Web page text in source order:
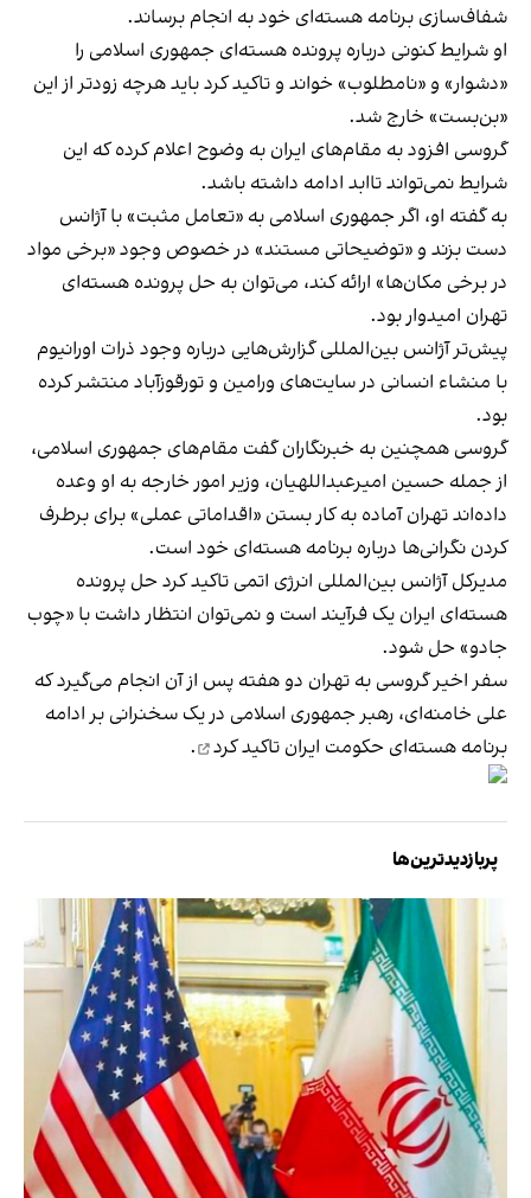
شفا‌ف‌سازی برنامه هسته‌ای خود به انجام برساند.
او شرایط کنونی درباره پرونده هسته‌ای جمهوری اسلامی را
«دشوار» و «نامطلوب» خواند و تاکید کرد باید هرچه زودتر از این
«بن‌بست» خارج شد.
گروسی افزود به مقام‌های ایران به وضوح اعلام کرده که این
شرایط نمی‌تواند تاابد ادامه داشته باشد.
به گفته او، اگر جمهوری اسلامی به «تعامل مثبت» با آژانس
دست بزند و «توضیحاتی مستند» در خصوص وجود «برخی مواد
در برخی مکان‌ها» ارائه کند، می‌توان به حل پرونده هسته‌ای
تهران امیدوار بود.
پیش‌تر آژانس بین‌المللی گزارش‌هایی درباره وجود ذرات اورانیوم
با منشاء انسانی در سایت‌های ورامین و تورقوزآباد منتشر کرده
بود.
گروسی همچنین به خبرنگاران گفت مقام‌های جمهوری اسلامی،
از جمله حسین امیرعبداللهیان، وزیر امور خارجه به او وعده
داده‌اند تهران آماده به کار بستن «اقداماتی عملی» برای برطرف
کردن نگرانی‌ها درباره برنامه هسته‌ای خود است.
مدیرکل آژانس بین‌المللی انرژی اتمی تاکید کرد حل پرونده
هسته‌ای ایران یک فرآیند است و نمی‌توان انتظار داشت با «چوب
جادو» حل شود.
سفر اخیر گروسی به تهران دو هفته پس از آن انجام می‌گیرد که
علی خامنه‌ای، رهبر جمهوری اسلامی در یک سخنرانی بر ادامه
برنامه هسته‌ای حکومت ایران تاکید کرد .
پربازدیدترین‌ها